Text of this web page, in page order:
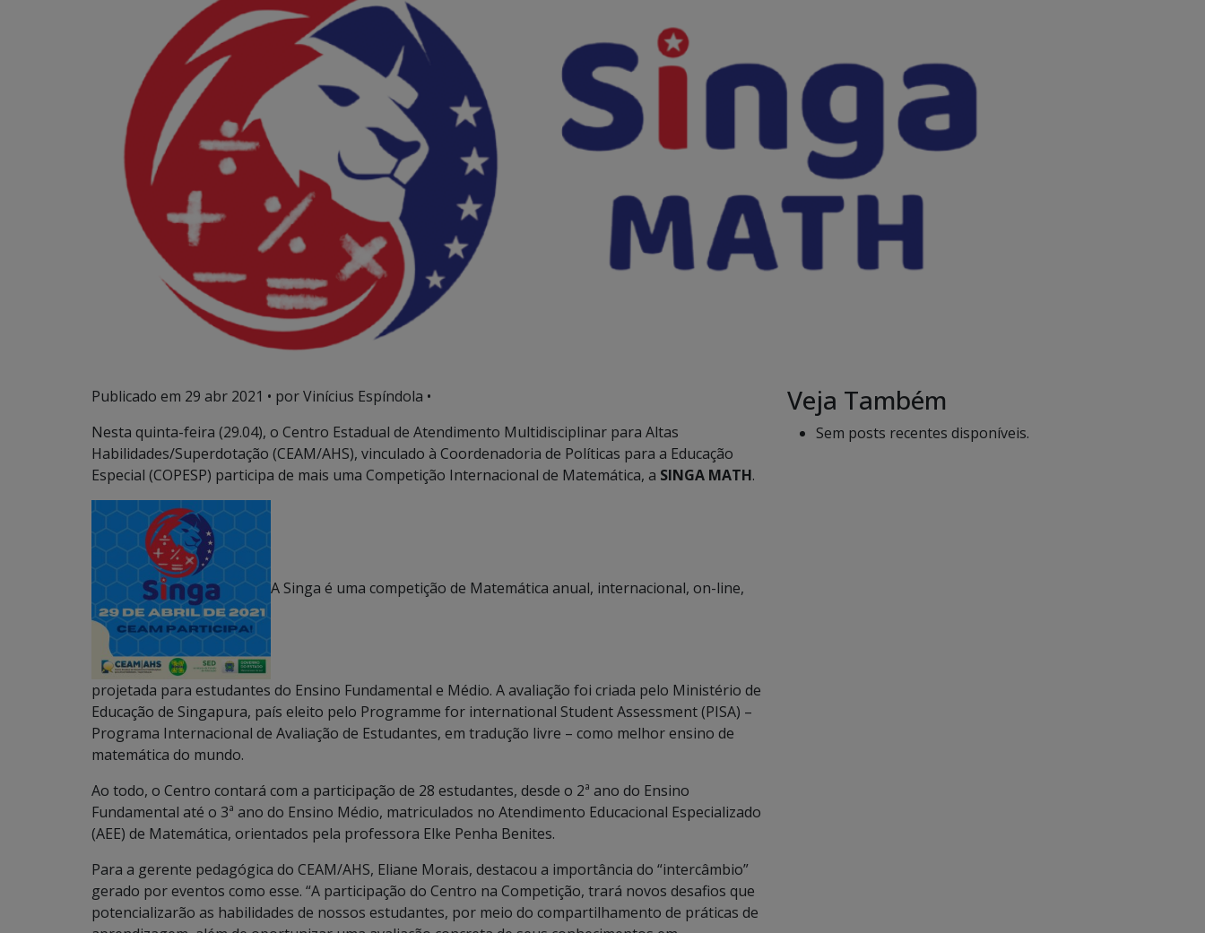
Publicado em 29 abr 2021 • por Vinícius Espíndola •
Nesta quinta-feira (29.04), o Centro Estadual de Atendimento Multidisciplinar para Altas
Habilidades/Superdotação (CEAM/AHS), vinculado à Coordenadoria de Políticas para a Educação
Especial (COPESP) participa de mais uma Competição Internacional de Matemática, a SINGA MATH.
A Singa é uma competição de Matemática anual, internacional, on-line,
projetada para estudantes do Ensino Fundamental e Médio. A avaliação foi criada pelo Ministério de
Educação de Singapura, país eleito pelo Programme for international Student Assessment (PISA) –
Programa Internacional de Avaliação de Estudantes, em tradução livre – como melhor ensino de
matemática do mundo.
Ao todo, o Centro contará com a participação de 28 estudantes, desde o 2ª ano do Ensino
Fundamental até o 3ª ano do Ensino Médio, matriculados no Atendimento Educacional Especializado
(AEE) de Matemática, orientados pela professora Elke Penha Benites.
Para a gerente pedagógica do CEAM/AHS, Eliane Morais, destacou a importância do “intercâmbio”
gerado por eventos como esse. “A participação do Centro na Competição, trará novos desafios que
potencializarão as habilidades de nossos estudantes, por meio do compartilhamento de práticas de
Veja Também
Sem posts recentes disponíveis.